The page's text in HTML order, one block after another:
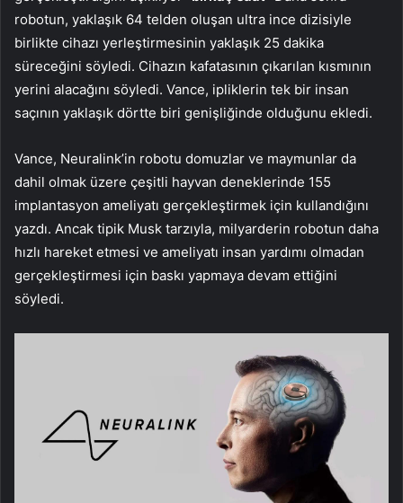
robotun, yaklaşık 64 telden oluşan ultra ince dizisiyle
birlikte cihazı yerleştirmesinin yaklaşık 25 dakika
süreceğini söyledi. Cihazın kafatasının çıkarılan kısmının
yerini alacağını söyledi. Vance, ipliklerin tek bir insan
saçının yaklaşık dörtte biri genişliğinde olduğunu ekledi.
Vance, Neuralink’in robotu domuzlar ve maymunlar da
dahil olmak üzere çeşitli hayvan deneklerinde 155
implantasyon ameliyatı gerçekleştirmek için kullandığını
yazdı. Ancak tipik Musk tarzıyla, milyarderin robotun daha
hızlı hareket etmesi ve ameliyatı insan yardımı olmadan
gerçekleştirmesi için baskı yapmaya devam ettiğini
söyledi.